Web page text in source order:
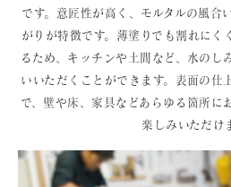
です。意匠性が高く、モルタルの風合
がりが特徴です。薄塗りでも割れにく
るため、キッチンや土間など、水のし
いいただくことができます。表面の仕
で、壁や床、家具などあらゆる箇所に
楽しみいただけ